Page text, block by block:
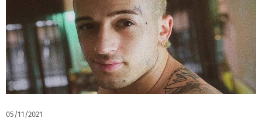
05/11/2021